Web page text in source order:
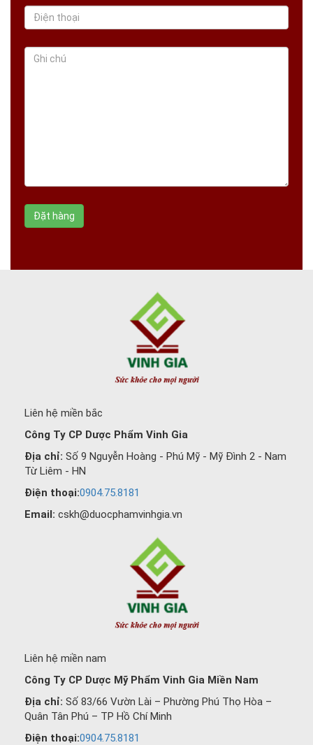
Liên hệ miền bắc
Công Ty CP Dược Phẩm Vinh Gia
Địa chỉ: Số 9 Nguyễn Hoàng - Phú Mỹ - Mỹ Đình 2 - Nam
Từ Liêm - HN
Điện thoại:0904.75.8181
Email: cskh@duocphamvinhgia.vn
Liên hệ miền nam
Công Ty CP Dược Mỹ Phẩm Vinh Gia Miền Nam
Địa chỉ: Số 83/66 Vườn Lài – Phường Phú Thọ Hòa –
Quân Tân Phú – TP Hồ Chí Minh
Điện thoại:0904.75.8181